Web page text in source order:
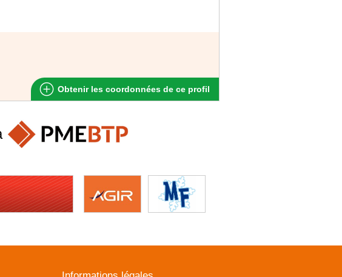
Obtenir les coordonnées de ce profil